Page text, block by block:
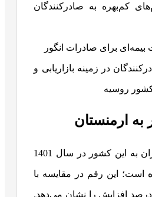
کم‌بهره به صادرکنندگان
بیمه‌ای برای صادرات انگور
در زمینه بازاریابی و
کشور روسیه
به ارمنستان
صادرات انگور از ایران به این کشور در سال 1401
بوده است؛ این رقم در مقایسه با
سال 1400 حدود 10 درصد افزایش را نشان می‌دهد.